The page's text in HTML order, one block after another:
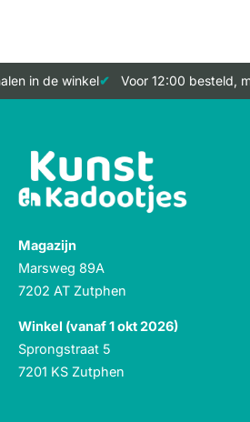
in de winkel Voor 12:00 besteld,
Magazijn
Marsweg 89A
7202 AT Zutphen
Winkel (vanaf 1 okt 2026)
Sprongstraat 5
7201 KS Zutphen